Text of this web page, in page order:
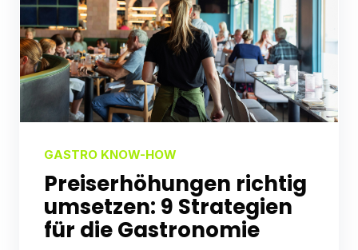
GASTRO KNOW-HOW
Preiserhöhungen richtig
umsetzen: 9 Strategien
für die Gastronomie